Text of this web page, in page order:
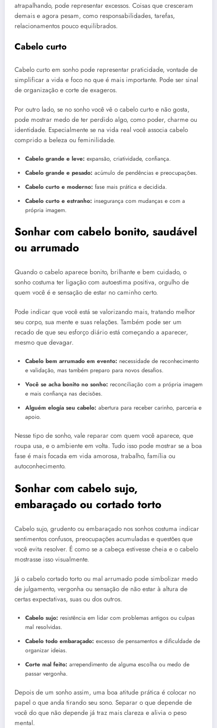
atrapalhando, pode representar excessos. Coisas que cresceram
demais e agora pesam, como responsabilidades, tarefas,
relacionamentos pouco equilibrados.
Cabelo curto
Cabelo curto em sonho pode representar praticidade, vontade de
simplificar a vida e foco no que é mais importante. Pode ser sinal
de organização e corte de exageros.
Por outro lado, se no sonho você vê o cabelo curto e não gosta,
pode mostrar medo de ter perdido algo, como poder, charme ou
identidade. Especialmente se na vida real você associa cabelo
comprido a beleza ou feminilidade.
Cabelo grande e leve: expansão, criatividade, confiança.
Cabelo grande e pesado: acúmulo de pendências e preocupações.
Cabelo curto e moderno: fase mais prática e decidida.
Cabelo curto e estranho: insegurança com mudanças e com a
própria imagem.
Sonhar com cabelo bonito, saudável
ou arrumado
Quando o cabelo aparece bonito, brilhante e bem cuidado, o
sonho costuma ter ligação com autoestima positiva, orgulho de
quem você é e sensação de estar no caminho certo.
Pode indicar que você está se valorizando mais, tratando melhor
seu corpo, sua mente e suas relações. Também pode ser um
recado de que seu esforço diário está começando a aparecer,
mesmo que devagar.
Cabelo bem arrumado em evento: necessidade de reconhecimento
e validação, mas também preparo para novos desafios.
Você se acha bonito no sonho: reconciliação com a própria imagem
e mais confiança nas decisões.
Alguém elogia seu cabelo: abertura para receber carinho, parceria e
apoio.
Nesse tipo de sonho, vale reparar com quem você aparece, que
roupa usa, e o ambiente em volta. Tudo isso pode mostrar se a boa
fase é mais focada em vida amorosa, trabalho, família ou
autoconhecimento.
Sonhar com cabelo sujo,
embaraçado ou cortado torto
Cabelo sujo, grudento ou embaraçado nos sonhos costuma indicar
sentimentos confusos, preocupações acumuladas e questões que
você evita resolver. É como se a cabeça estivesse cheia e o cabelo
mostrasse isso visualmente.
Já o cabelo cortado torto ou mal arrumado pode simbolizar medo
de julgamento, vergonha ou sensação de não estar à altura de
certas expectativas, suas ou dos outros.
Cabelo sujo: resistência em lidar com problemas antigos ou culpas
mal resolvidas.
Cabelo todo embaraçado: excesso de pensamentos e dificuldade de
organizar ideias.
Corte mal feito: arrependimento de alguma escolha ou medo de
passar vergonha.
Depois de um sonho assim, uma boa atitude prática é colocar no
papel o que anda tirando seu sono. Separar o que depende de
você do que não depende já traz mais clareza e alivia o peso
mental.